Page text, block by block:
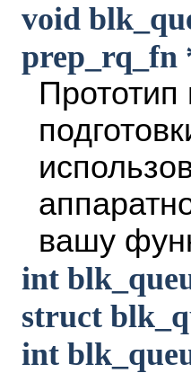
void
prep_rq_fn
вашу
int
struct
int